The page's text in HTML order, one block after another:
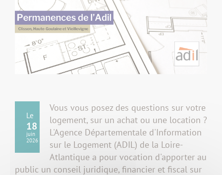
Le
18
juin
2026
Vous vous posez des questions sur votre
logement, sur un achat ou une location ?
L'Agence Départementale d'Information
sur le Logement (ADIL) de la Loire-
Atlantique a pour vocation d'apporter au
public un conseil juridique, financier et fiscal sur